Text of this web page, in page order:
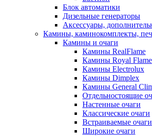
Блок автоматики
Дизельные генераторы
Аксессуары,
Камины, каминокомплекты,
Камины и очаги
Камины RealFlame
Камины Royal Flame
Камины Electrolux
Камины Dimplex
Камины General
Отдельностоящие
Настенные очаги
Классические очаги
Встраиваемые очаги
Широкие очаги